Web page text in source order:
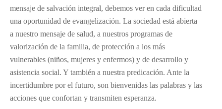
mensaje de salvación integral, debemos ver en cada dificultad
una oportunidad de evangelización. La sociedad está abierta
a nuestro mensaje de salud, a nuestros programas de
valorización de la familia, de protección a los más
vulnerables (niños, mujeres y enfermos) y de desarrollo y
asistencia social. Y también a nuestra predicación. Ante la
incertidumbre por el futuro, son bienvenidas las palabras y las
acciones que confortan y transmiten esperanza.